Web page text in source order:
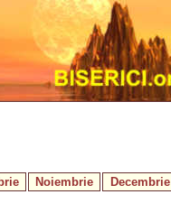
Noiembrie
Decembrie